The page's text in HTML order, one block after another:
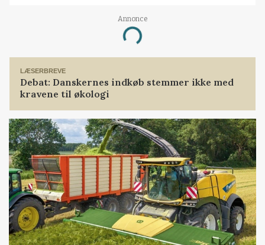
Annonce
Loading...
LÆSERBREVE
Debat: Danskernes indkøb stemmer ikke med
kravene til økologi